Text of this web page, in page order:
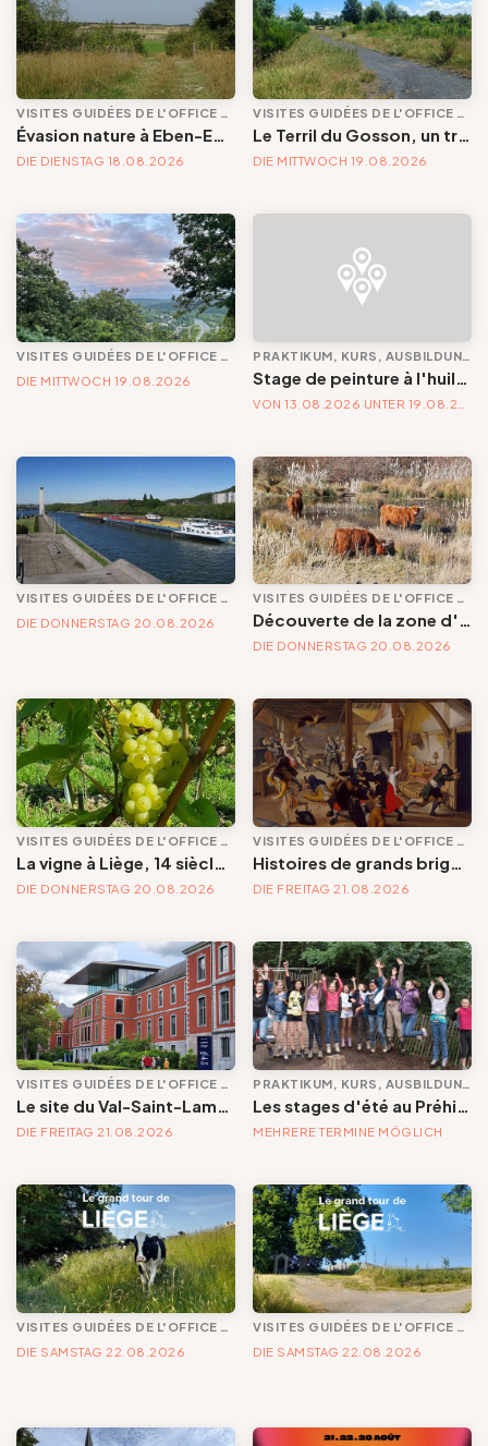
DIE DIENSTAG 18.08.2026 DIE MITTWOCH 19.08.2026
DIE MITTWOCH 19.08.2026
VISITES GUIDÉES DE L'OFFICE DE TOURISME
DIE DONNERSTAG 20.08.2026
VISITES GUIDÉES DE L'OFFICE DE TOURISME
Découverte de la zone d'intégration environnementale du Port autonome de Liège
DIE DONNERSTAG 20.08.2026
VISITES GUIDÉES DE L'OFFICE DE TOURISME
La vigne à Liège, 14 siècles de présence
DIE DONNERSTAG 20.08.2026
VISITES GUIDÉES DE L'OFFICE DE TOURISME
Histoires de grands brigands et de petits larcins (ou l'inverse...)
DIE FREITAG 21.08.2026
VISITES GUIDÉES DE L'OFFICE DE TOURISME
Le site du Val-Saint-Lambert
DIE FREITAG 21.08.2026
PRAKTIKUM, KURS, AUSBILDUNG UND WORKSHOP
Les stages d'été au Préhistomuseum | Tous les thèmes, tous les âges ... Un été d'aventures et de découvertes.
MEHRERE TERMINE MÖGLICH
DIE SAMSTAG 22.08.2026
DIE SAMSTAG 22.08.2026